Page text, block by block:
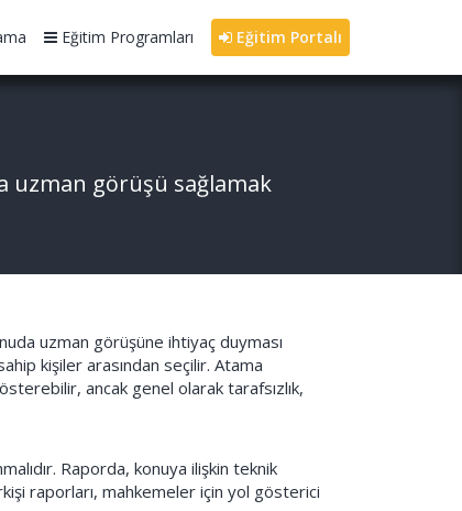
Eğitim Programları Eğitim Portalı
uzman görüşü sağlamak
uzman görüşüne ihtiyaç duyması
kişiler arasından seçilir. Atama
ancak genel olarak tarafsızlık,
Raporda, konuya ilişkin teknik
raporları, mahkemeler için yol gösterici